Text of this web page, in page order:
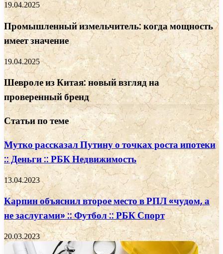
19.04.2025
Промышленный измельчитель: когда мощность
имеет значение
19.04.2025
Шевроле из Китая: новый взгляд на
проверенный бренд
Статьи по теме
Мутко рассказал Путину о точках роста ипотеки
:: Деньги :: РБК Недвижимость
13.04.2023
Карпин объяснил второе место в РПЛ «чудом, а
не заслугами» :: Футбол :: РБК Спорт
20.03.2023